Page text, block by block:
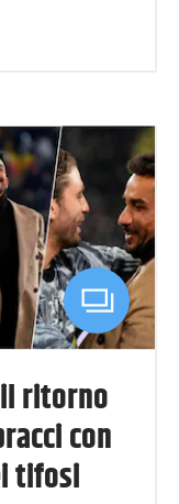
ritorno
con
tifosi